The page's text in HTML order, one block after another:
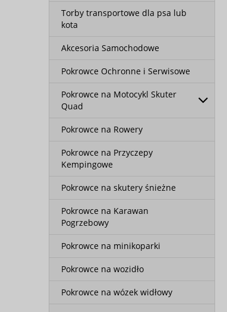
Torby transportowe dla psa lub
kota
Akcesoria Samochodowe
Pokrowce Ochronne i Serwisowe
Pokrowce na Motocykl Skuter
Quad
Pokrowce na Rowery
Pokrowce na Przyczepy
Kempingowe
Pokrowce na skutery śnieżne
Pokrowce na Karawan
Pogrzebowy
Pokrowce na minikoparki
Pokrowce na wozidło
Pokrowce na wózek widłowy